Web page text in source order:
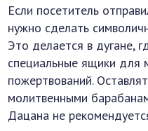
Если посетитель
нужно сделать
Это делается в дугане,
специальные ящики для
пожертвований.
молитвенными
Дацана не